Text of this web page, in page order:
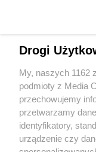
atrakcje czekają
4 / 5
Wydawca mediów
Drogi
My, naszych 1162
podmioty z Media
przechowujemy
przetwarzamy
identyfikatory,
urządzenie czy